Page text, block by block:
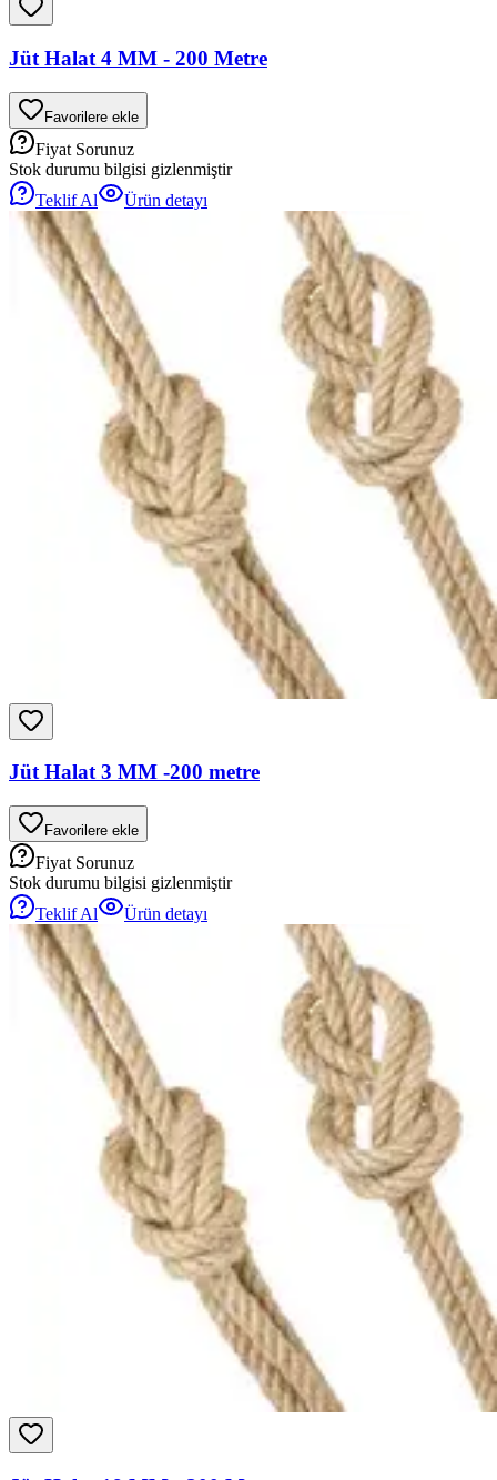
Jüt Halat 4 MM - 200 Metre
Favorilere ekle
Fiyat Sorunuz
Stok durumu bilgisi gizlenmiştir
Teklif Al
Ürün detayı
Jüt Halat 3 MM -200 metre
Favorilere ekle
Fiyat Sorunuz
Stok durumu bilgisi gizlenmiştir
Teklif Al
Ürün detayı